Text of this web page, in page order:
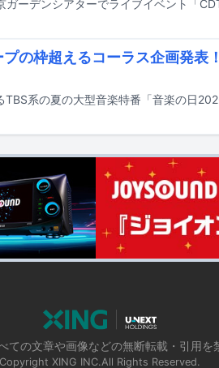
プの枠超えるコーラス企画発表
ての文章や画像などの無断転載・引用を
Copyright XING INC.All Rights Reserved.